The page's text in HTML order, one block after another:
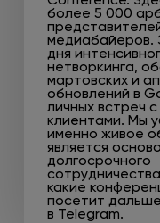
более 5 000
медиабайеров.
дня
нетворкинга,
мартовских и
обновлений в
личных встреч
клиентами. Мы
именно живое
является
долгосрочного
какие
посетит
в Telegram.